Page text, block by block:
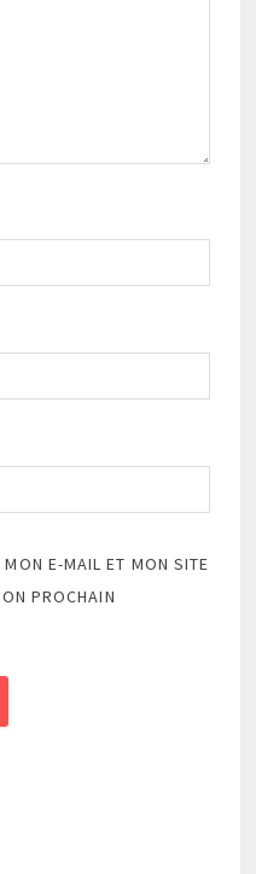
E-MAIL ET MON SITE
PROCHAIN